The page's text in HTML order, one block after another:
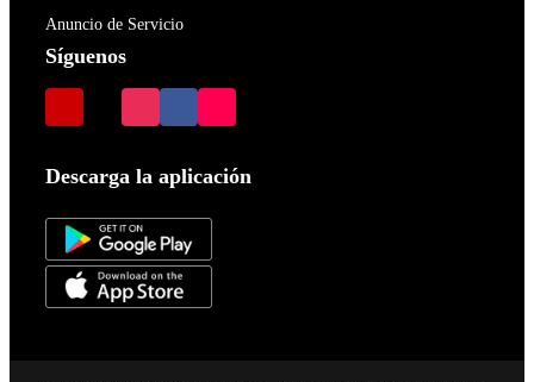
Anuncio de Servicio
Síguenos
Descarga la aplicación